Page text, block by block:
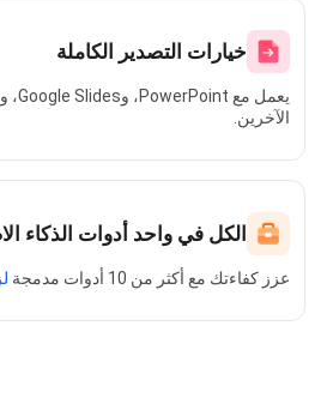
خيارات التصدير الكاملة
الآخرين.
الكل في واحد أدوات الذكاء
عزز كفاءتك مع أكثر من 10 أدوات مدمجة